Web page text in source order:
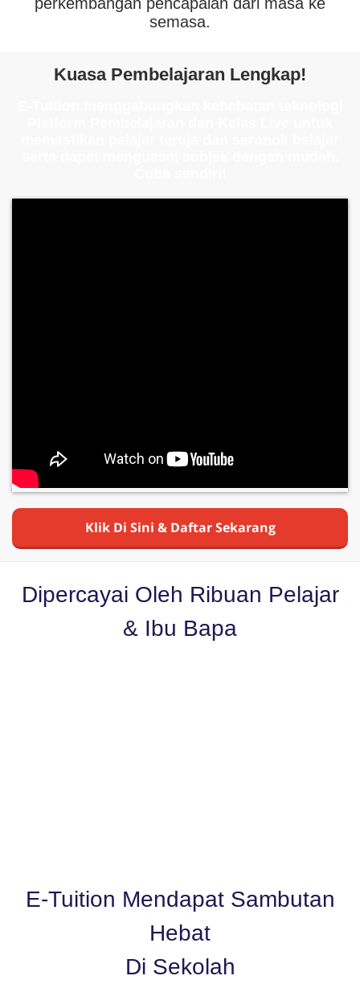
semasa.
Kuasa Pembelajaran Lengkap!
Klik Di Sini & Daftar Sekarang
Dipercayai Oleh Ribuan Pelajar
& Ibu Bapa
E-Tuition Mendapat Sambutan
Hebat
Di Sekolah